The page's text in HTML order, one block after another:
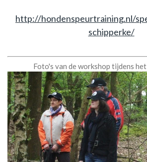
http://hondenspeurtraining.nl/
schipperke/
Foto's van de workshop tijdens